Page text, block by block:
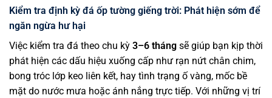
Kiểm tra định kỳ đá ốp tường giếng trời: Phát hiện sớm để
ngăn ngừa hư hại
Việc kiểm tra đá theo chu kỳ 3–6 tháng sẽ giúp bạn kịp thời
phát hiện các dấu hiệu xuống cấp như rạn nứt chân chim,
bong tróc lớp keo liên kết, hay tình trạng ố vàng, mốc bề
mặt do nước mưa hoặc ánh nắng trực tiếp. Với những vị trí